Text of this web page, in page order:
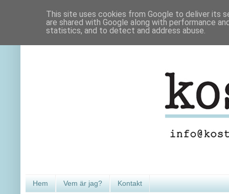
Hem Vem är jag? Kontakt
This site uses cookies from Google to deliver its
are shared with Google along with performance
statistics, and to detect and address abuse.